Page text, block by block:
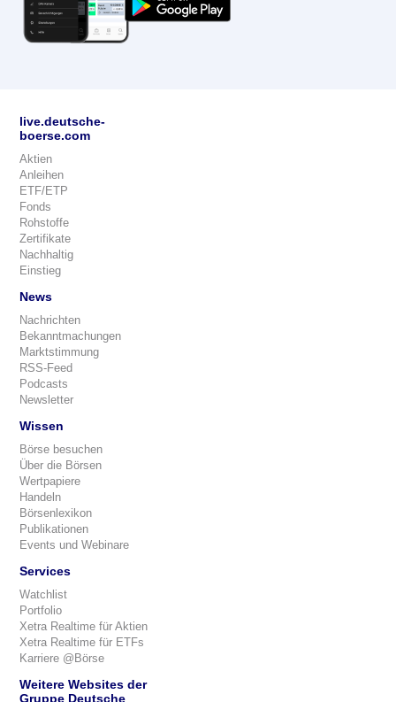
live.deutsche-
boerse.com
Aktien
Anleihen
ETF/ETP
Fonds
Rohstoffe
Zertifikate
Nachhaltig
Einstieg
News
Nachrichten
Bekanntmachungen
Marktstimmung
RSS-Feed
Podcasts
Newsletter
Wissen
Börse besuchen
Über die Börsen
Wertpapiere
Handeln
Börsenlexikon
Publikationen
Events und Webinare
Services
Watchlist
Portfolio
Xetra Realtime für Aktien
Xetra Realtime für ETFs
Karriere @Börse
Weitere Websites der
Gruppe Deutsche